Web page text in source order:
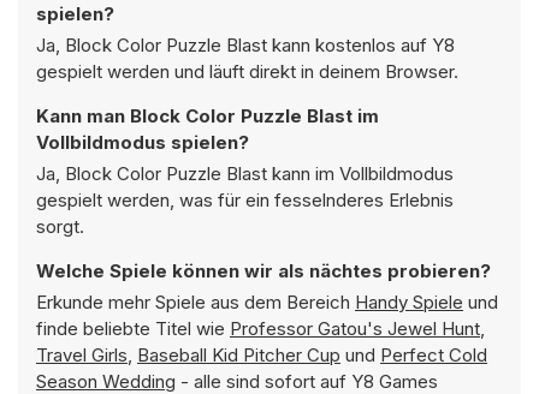
spielen?
Ja, Block Color Puzzle Blast kann kostenlos auf Y8
gespielt werden und läuft direkt in deinem Browser.
Kann man Block Color Puzzle Blast im
Vollbildmodus spielen?
Ja, Block Color Puzzle Blast kann im Vollbildmodus
gespielt werden, was für ein fesselnderes Erlebnis
sorgt.
Welche Spiele können wir als nächtes probieren?
Erkunde mehr Spiele aus dem Bereich Handy Spiele und
finde beliebte Titel wie Professor Gatou's Jewel Hunt,
Travel Girls, Baseball Kid Pitcher Cup und Perfect Cold
Season Wedding - alle sind sofort auf Y8 Games